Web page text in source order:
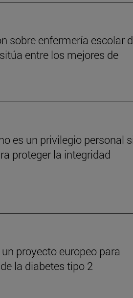
sobre enfermería escolar
entre los mejores de
es un privilegio personal
proteger la integridad
proyecto europeo para
la diabetes tipo 2